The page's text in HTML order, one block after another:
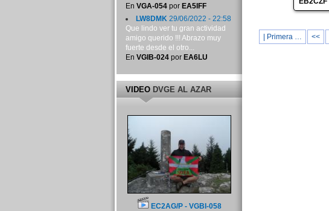
| Primera … <<
En VGA-054por EA5IFF
LW8DMK29/06/2022 - 22:58
Que lindo ver tu gran actividad
amigo querido !!! Abrazo muy
fuerte desde el otro...
En VGIB-024por EA6LU
VIDEODVGE AL AZAR
EC2AG/P - VGBI-058